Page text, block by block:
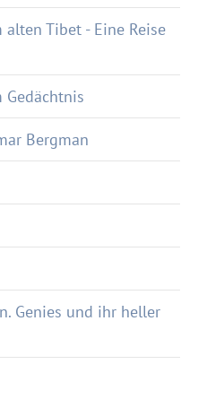
Tibet - Eine Reise
Gedächtnis
Bergman
Genies und ihr heller